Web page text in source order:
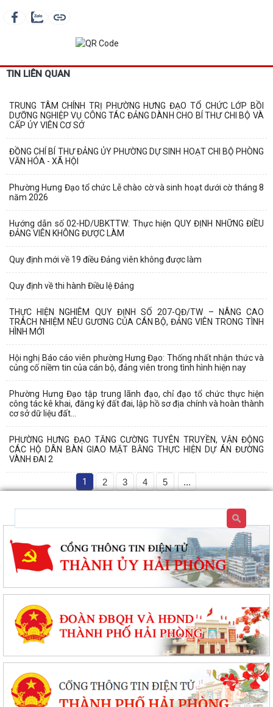
TIN LIÊN QUAN
TRUNG TÂM CHÍNH TRỊ PHƯỜNG HƯNG ĐẠO TỔ CHỨC LỚP BỒI
DƯỠNG NGHIỆP VỤ CÔNG TÁC ĐẢNG DÀNH CHO BÍ THƯ CHI BỘ VÀ
CẤP ỦY VIÊN CƠ SỞ
ĐỒNG CHÍ BÍ THƯ ĐẢNG ỦY PHƯỜNG DỰ SINH HOẠT CHI BỘ PHÒNG
VĂN HÓA - XÃ HỘI
Phường Hưng Đạo tổ chức Lễ chào cờ và sinh hoạt dưới cờ tháng 8
năm 2026
Hướng dẫn số 02-HD/UBKTTW: Thực hiện QUY ĐỊNH NHỮNG ĐIỀU
ĐẢNG VIÊN KHÔNG ĐƯỢC LÀM
Quy định mới về 19 điều Đảng viên không được làm
Quy định về thi hành Điều lệ Đảng
THỰC HIỆN NGHIÊM QUY ĐỊNH SỐ 207-QĐ/TW – NÂNG CAO
TRÁCH NHIỆM NÊU GƯƠNG CỦA CÁN BỘ, ĐẢNG VIÊN TRONG TÌNH
HÌNH MỚI
Hội nghị Báo cáo viên phường Hưng Đạo: Thống nhất nhận thức và
củng cố niềm tin của cán bộ, đảng viên trong tình hình hiện nay
Phường Hưng Đạo tập trung lãnh đạo, chỉ đạo tổ chức thực hiện
công tác kê khai, đăng ký đất đai, lập hồ sơ địa chính và hoàn thành
cơ sở dữ liệu đất...
PHƯỜNG HƯNG ĐẠO TĂNG CƯỜNG TUYÊN TRUYỀN, VẬN ĐỘNG
CÁC HỘ DÂN BÀN GIAO MẶT BẰNG THỰC HIỆN DỰ ÁN ĐƯỜNG
VÀNH ĐAI 2
1 2 3 4 5 ...